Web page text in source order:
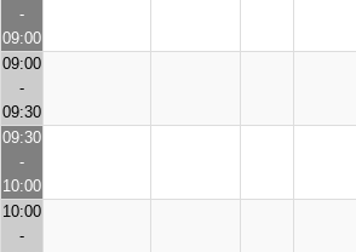
-
09:00
09:00
-
09:30
09:30
-
10:00
10:00
-